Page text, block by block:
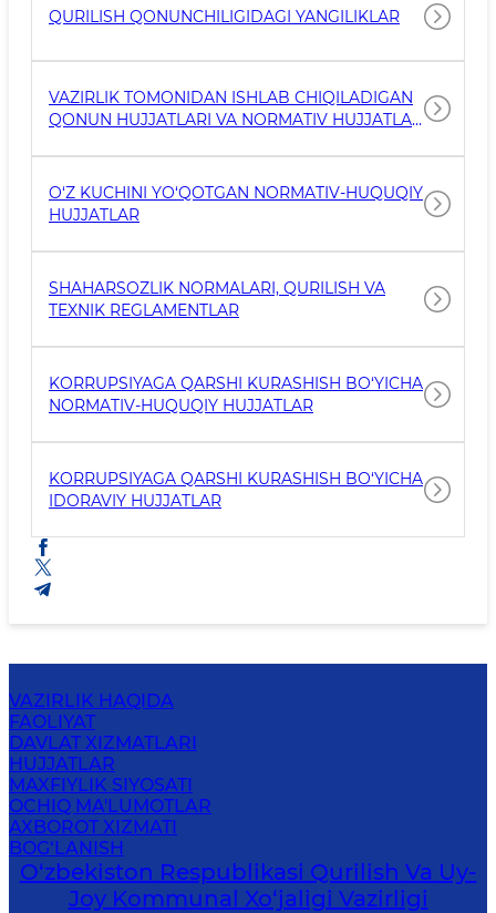
QURILISH QONUNCHILIGIDAGI YANGILIKLAR
VAZIRLIK TOMONIDAN ISHLAB CHIQILADIGAN
QONUN HUJJATLARI VA NORMATIV HUJJATLAR
O‘Z KUCHINI YO‘QOTGAN NORMATIV-HUQUQIY
HUJJATLAR
SHAHARSOZLIK NORMALARI, QURILISH VA
TEXNIK REGLAMENTLAR
KORRUPSIYAGA QARSHI KURASHISH BO‘YICHA
NORMATIV-HUQUQIY HUJJATLAR
KORRUPSIYAGA QARSHI KURASHISH BO‘YICHA
IDORAVIY HUJJATLAR
VAZIRLIK HAQIDA
FAOLIYAT
DAVLAT XIZMATLARI
HUJJATLAR
MAXFIYLIK SIYOSATI
OCHIQ MA'LUMOTLAR
AXBOROT XIZMATI
BOG‘LANISH
O‘zbekiston Respublikasi Qurilish Va Uy-
Joy Kommunal Xo‘jaligi Vazirligi